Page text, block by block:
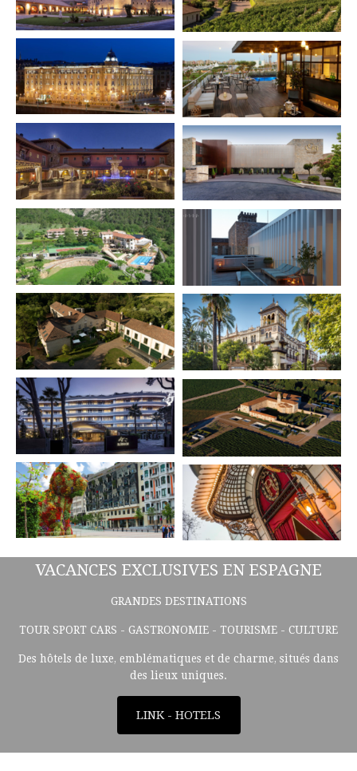
VACANCES EXCLUSIVES EN ESPAGNE
GRANDES DESTINATIONS
TOUR SPORT CARS - GASTRONOMIE - TOURISME - CULTURE
Des hôtels de luxe, emblématiques et de charme, situés dans
des lieux uniques.
LINK - HOTELS